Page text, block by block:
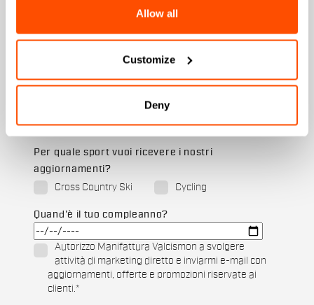
Allow all
Customize
Deny
donna
Per quale sport vuoi ricevere i nostri
aggiornamenti?
Cross Country Ski
Cycling
Quand'è il tuo compleanno?
Autorizzo Manifattura Valcismon a svolgere
attività di marketing diretto e inviarmi e-mail con
aggiornamenti, offerte e promozioni riservate ai
clienti.*